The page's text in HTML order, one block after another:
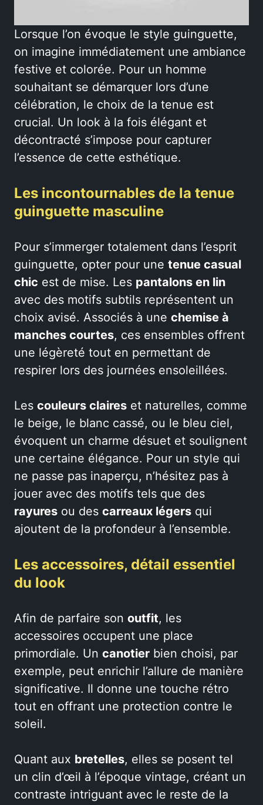
Lorsque l’on évoque le style guinguette,
on imagine immédiatement une ambiance
festive et colorée. Pour un homme
souhaitant se démarquer lors d’une
célébration, le choix de la tenue est
crucial. Un look à la fois élégant et
décontracté s’impose pour capturer
l’essence de cette esthétique.
Les incontournables de la tenue
guinguette masculine
Pour s’immerger totalement dans l’esprit
guinguette, opter pour une tenue casual
chic est de mise. Les pantalons en lin
avec des motifs subtils représentent un
choix avisé. Associés à une chemise à
manches courtes, ces ensembles offrent
une légèreté tout en permettant de
respirer lors des journées ensoleillées.
Les couleurs claires et naturelles, comme
le beige, le blanc cassé, ou le bleu ciel,
évoquent un charme désuet et soulignent
une certaine élégance. Pour un style qui
ne passe pas inaperçu, n’hésitez pas à
jouer avec des motifs tels que des
rayures ou des carreaux légers qui
ajoutent de la profondeur à l’ensemble.
Les accessoires, détail essentiel
du look
Afin de parfaire son outfit, les
accessoires occupent une place
primordiale. Un canotier bien choisi, par
exemple, peut enrichir l’allure de manière
significative. Il donne une touche rétro
tout en offrant une protection contre le
soleil.
Quant aux bretelles, elles se posent tel
un clin d’œil à l’époque vintage, créant un
contraste intriguant avec le reste de la